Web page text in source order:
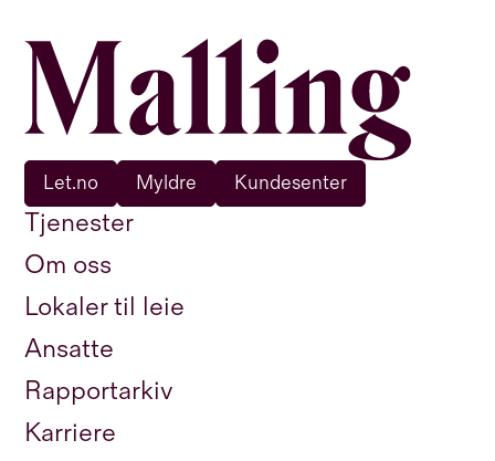
Tjenester
Om oss
Lokaler til leie
Ansatte
Rapportarkiv
Karriere
Let.no Myldre Kundesenter